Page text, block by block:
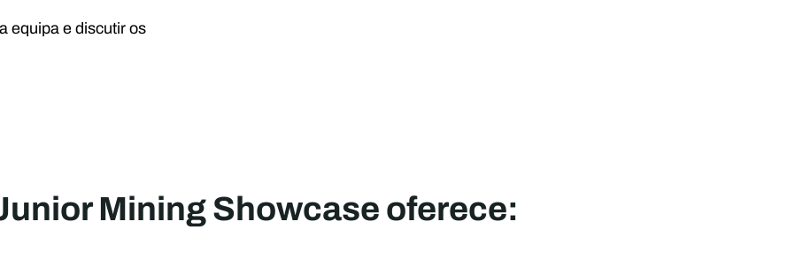
equipa e discutir os
Mining Showcase oferece: